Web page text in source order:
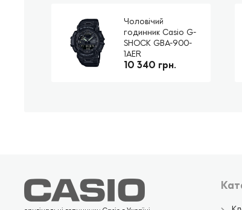
Чоловічий
годинник Casio G-
SHOCK GBA-900-
1AER
10 340 грн.